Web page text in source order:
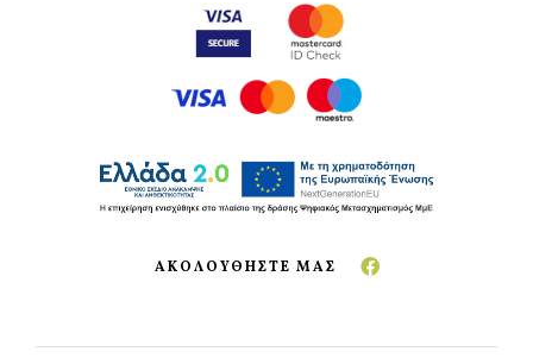
ΑΚΟΛΟΥΘΗΣΤΕ ΜΑΣ